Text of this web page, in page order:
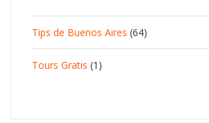
Tips de Buenos Aires (64)
Tours Gratis (1)